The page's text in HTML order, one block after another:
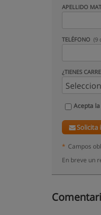
APELLIDO
TELÉFONO (9
¿TIENES
Acepta la
Solicita
* Campos
En breve un